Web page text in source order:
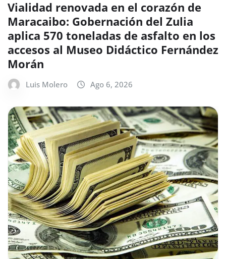
Vialidad renovada en el corazón de
Maracaibo: Gobernación del Zulia
aplica 570 toneladas de asfalto en los
accesos al Museo Didáctico Fernández
Morán
Luis Molero Ago 6, 2026